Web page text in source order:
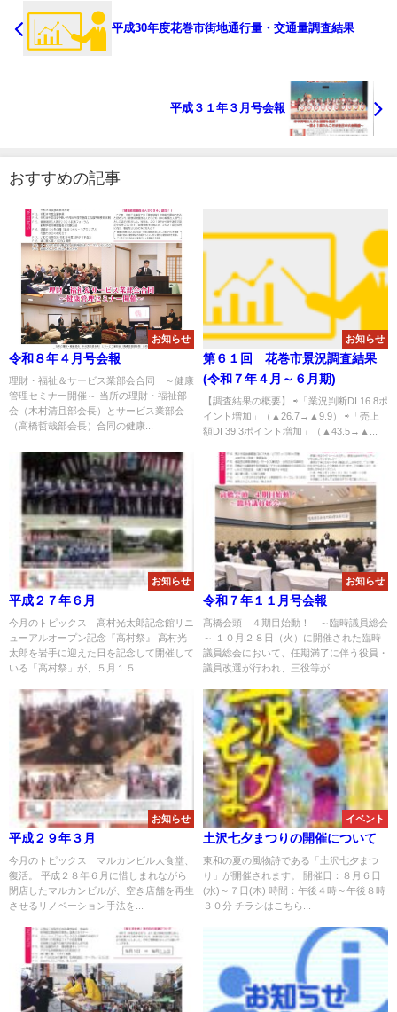
平成30年度花巻市街地通行量・交通量調査結果
平成３１年３月号会報
おすすめの記事
お知らせ
令和８年４月号会報
理財・福祉＆サービス業部会合同 ～健康
管理セミナー開催～ 当所の理財・福祉部
会（木村清且部会長）とサービス業部会
（高橋哲哉部会長）合同の健康...
お知らせ
第６１回 花巻市景況調査結果
(令和７年４月～６月期)
【調査結果の概要】 ⇨「業況判断DI 16.8ポ
イント増加」（▲26.7→▲9.9） ⇨「売上
額DI 39.3ポイント増加」（▲43.5→▲...
お知らせ
平成２７年６月
今月のトピックス 高村光太郎記念館リニ
ューアルオープン記念『高村祭』 高村光
太郎を岩手に迎えた日を記念して開催して
いる「高村祭」が、５月１５...
お知らせ
令和７年１１月号会報
髙橋会頭 ４期目始動！ ～臨時議員総会
～ １０月２８日（火）に開催された臨時
議員総会において、任期満了に伴う役員・
議員改選が行われ、三役等が...
お知らせ
平成２９年３月
今月のトピックス マルカンビル大食堂、
復活。 平成２８年６月に惜しまれながら
閉店したマルカンビルが、空き店舗を再生
させるリノベーション手法を...
イベント
土沢七夕まつりの開催について
東和の夏の風物詩である「土沢七夕まつ
り」が開催されます。 開催日：８月６日
(水)～７日(木) 時間：午後４時～午後８時
３０分 チラシはこちら...